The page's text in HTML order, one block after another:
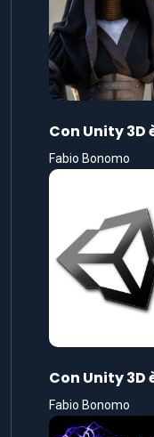
Con Unity 3D
Fabio Bonomo
Con Unity 3D
Fabio Bonomo